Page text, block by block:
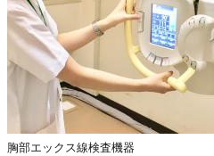
胸部エックス線検査機器